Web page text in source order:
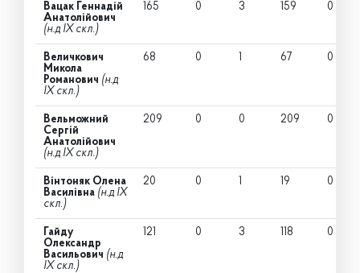
Вацак Геннадій
Анатолійович
(н.д IX скл.)
165 0 3 159 0
Величкович
Микола
Романович (н.д
IX скл.)
68 0 1 67 0
Вельможний
Сергій
Анатолійович
(н.д IX скл.)
209 0 0 209 0
Вінтоняк Олена
Василівна (н.д IX
скл.)
20 0 1 19 0
Гайду
Олександр
Васильович (н.д
IX скл.)
121 0 3 118 0